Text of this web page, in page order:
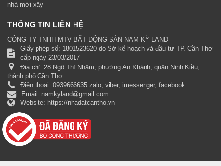
nhà mới xây
THÔNG TIN LIÊN HỆ
CÔNG TY TNHH MTV BẤT ĐỘNG SẢN NAM KỲ LAND
Giấy phép số: 1801523620 do Sở kế hoạch và đầu tư TP. Cần Thơ
cấp ngày 23/03/2017
Địa chỉ: 28 Ngô Thì Nhậm, phường An Khánh, quận Ninh Kiều,
thành phố Cần Thơ
Điện thoại: 0939666635 zalo, viber, imessenger, facebook
Email: namkyland@gmail.com
Website: https://nhadatcantho.vn